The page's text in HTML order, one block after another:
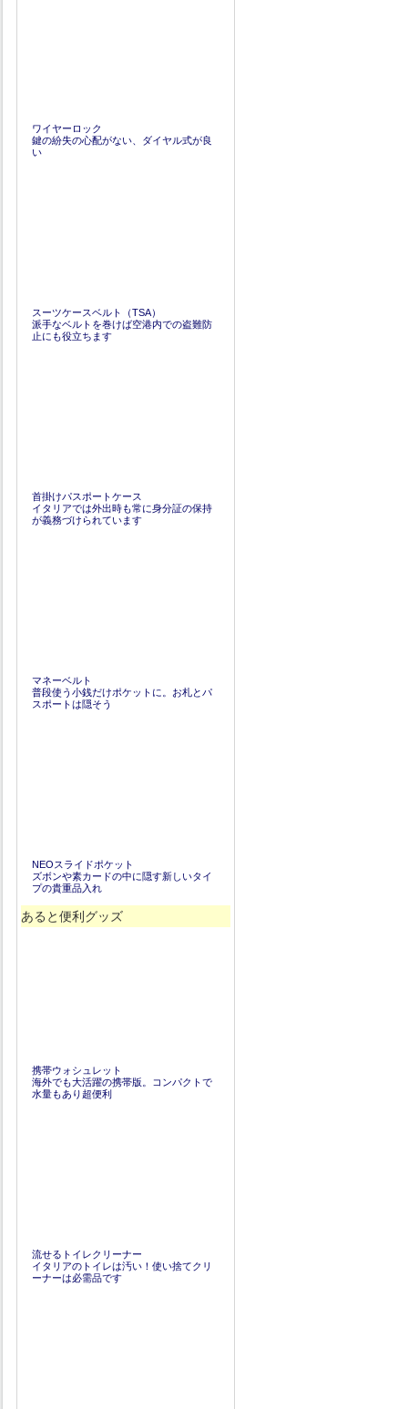
ワイヤーロック
鍵の紛失の心配がない、ダイヤル式が良
い
スーツケースベルト（TSA）
派手なベルトを巻けば空港内での盗難防
止にも役立ちます
首掛けパスポートケース
イタリアでは外出時も常に身分証の保持
が義務づけられています
マネーベルト
普段使う小銭だけポケットに。お札とパ
スポートは隠そう
NEOスライドポケット
ズボンや素カードの中に隠す新しいタイ
プの貴重品入れ
あると便利グッズ
携帯ウォシュレット
海外でも大活躍の携帯版。コンパクトで
水量もあり超便利
流せるトイレクリーナー
イタリアのトイレは汚い！使い捨てクリ
ーナーは必需品です